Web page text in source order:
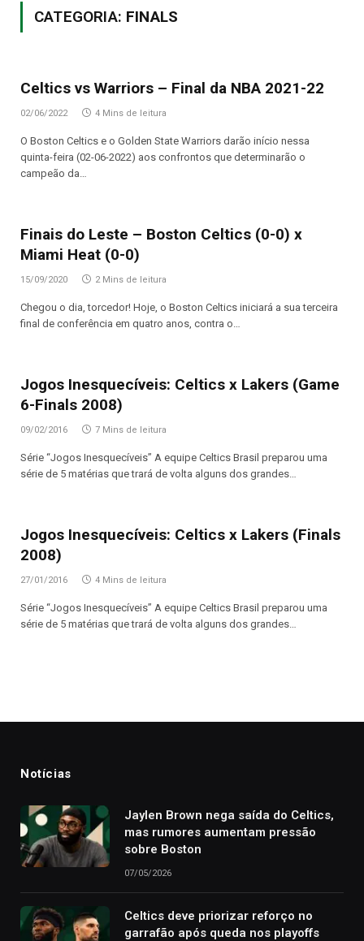
CATEGORIA: FINALS
Celtics vs Warriors – Final da NBA 2021-22
02/06/2022 4 Mins de leitura
O Boston Celtics e o Golden State Warriors darão início nessa
quinta-feira (02-06-2022) aos confrontos que determinarão o
campeão da…
Finais do Leste – Boston Celtics (0-0) x
Miami Heat (0-0)
15/09/2020 2 Mins de leitura
Chegou o dia, torcedor! Hoje, o Boston Celtics iniciará a sua terceira
final de conferência em quatro anos, contra o…
Jogos Inesquecíveis: Celtics x Lakers (Game
6-Finals 2008)
09/02/2016 7 Mins de leitura
Série “Jogos Inesquecíveis” A equipe Celtics Brasil preparou uma
série de 5 matérias que trará de volta alguns dos grandes…
Jogos Inesquecíveis: Celtics x Lakers (Finals
2008)
27/01/2016 4 Mins de leitura
Série “Jogos Inesquecíveis” A equipe Celtics Brasil preparou uma
série de 5 matérias que trará de volta alguns dos grandes…
Notícias
Jaylen Brown nega saída do Celtics,
mas rumores aumentam pressão
sobre Boston
07/05/2026
Celtics deve priorizar reforço no
garrafão após queda nos playoffs